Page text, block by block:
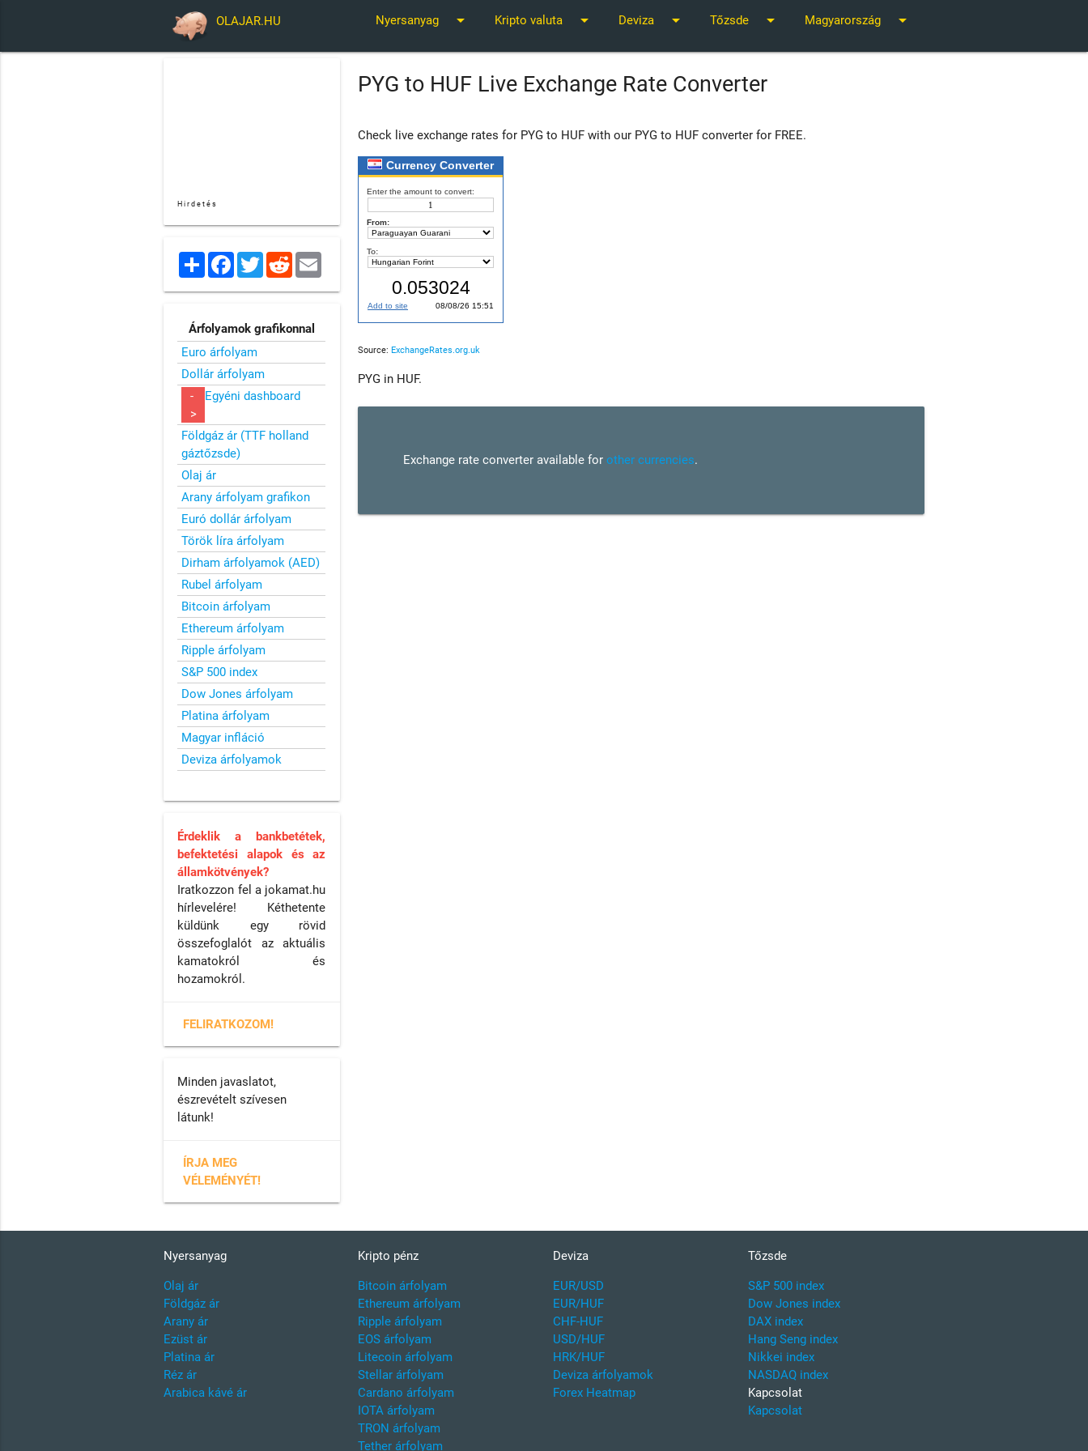
OLAJAR.HU Nyersanyag arrow_drop_down Kripto valuta arrow_drop_down Deviza arrow_drop_down Tőzsde arrow_drop_down Magyarország arrow_drop_down
PYG to HUF Live Exchange Rate Converter
Check live exchange rates for PYG to HUF with our PYG to HUF converter for FREE.
Source:ExchangeRates.org.uk
PYG in HUF.
Exchange rate converter available forother currencies.
Hirdetés
Share Facebook
TwitterReddit
Árfolyamok grafikonnal
Euro árfolyam
Dollár árfolyam
-
>
Egyéni dashboard
Földgáz ár (TTF holland
gáztőzsde)
Olaj ár
Arany árfolyam grafikon
Euró dollár árfolyam
Török líra árfolyam
Dirham árfolyamok (AED)
Rubel árfolyam
Bitcoin árfolyam
Ethereum árfolyam
Ripple árfolyam
S&P 500 index
Dow Jones árfolyam
Platina árfolyam
Magyar infláció
Deviza árfolyamok
Érdeklik a bankbetétek,
befektetési alapok és az
államkötvények?
Iratkozzon fel a jokamat.hu
hírlevelére! Kéthetente
küldünk egy rövid
összefoglalót az aktuális
kamatokról és
hozamokról.
FELIRATKOZOM!
Minden javaslatot,
észrevételt szívesen
látunk!
ÍRJA MEG
VÉLEMÉNYÉT!
Nyersanyag
Olaj ár
Földgáz ár
Arany ár
Ezüst ár
Platina ár
Réz ár
Arabica kávé ár
Kripto pénz
Bitcoin árfolyam
Ethereum árfolyam
Ripple árfolyam
EOS árfolyam
Litecoin árfolyam
Stellar árfolyam
Cardano árfolyam
IOTA árfolyam
TRON árfolyam
Tether árfolyam
Deviza
EUR/USD
EUR/HUF
CHF-HUF
USD/HUF
HRK/HUF
Deviza árfolyamok
Forex Heatmap
Tőzsde
S&P 500 index
Dow Jones index
DAX index
Hang Seng index
Nikkei index
NASDAQ index
Kapcsolat
Kapcsolat